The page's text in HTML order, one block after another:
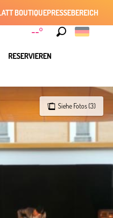
--°
BOUTIQUEPRESSEBEREICH
RESERVIEREN
Siehe Fotos (3)